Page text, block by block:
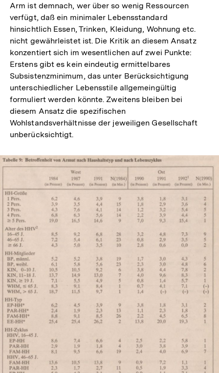
Arm ist demnach, wer über so wenig Ressourcen
verfügt, daß ein minimaler Lebensstandard
hinsichtlich Essen, Trinken, Kleidung, Wohnung etc.
nicht gewährleistet ist. Die Kritik an diesem Ansatz
konzentiert sich im wesentlichen auf zwei Punkte:
Erstens gibt es kein eindeutig ermittelbares
Subsistenzminimum, das unter Berücksichtigung
unterschiedlicher Lebensstile allgemeingültig
formuliert werden könnte. Zweitens bleiben bei
diesem Ansatz die spezifischen
Wohlstandsverhältnisse der jeweiligen Gesellschaft
unberücksichtigt.
Lightbox
öffnen